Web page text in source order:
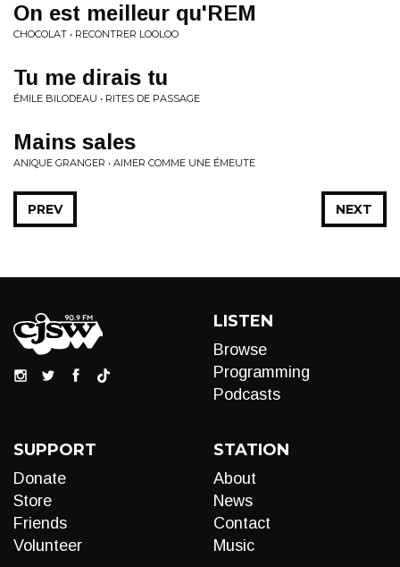
On est meilleur qu'REM
CHOCOLAT • RECONTRER LOOLOO
Tu me dirais tu
ÉMILE BILODEAU • RITES DE PASSAGE
Mains sales
ANIQUE GRANGER • AIMER COMME UNE ÉMEUTE
NEXT
PREV
LISTEN
Browse
Programming
Podcasts
SUPPORT
Donate
Store
Friends
Volunteer
STATION
About
News
Contact
Music